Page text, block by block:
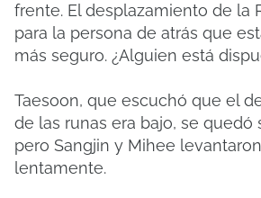
frente. El desplazamiento de la
para la persona de atrás que
más seguro. ¿Alguien está
Taesoon, que escuchó que el
de las runas era bajo, se quedó
pero Sangjin y Mihee
lentamente.